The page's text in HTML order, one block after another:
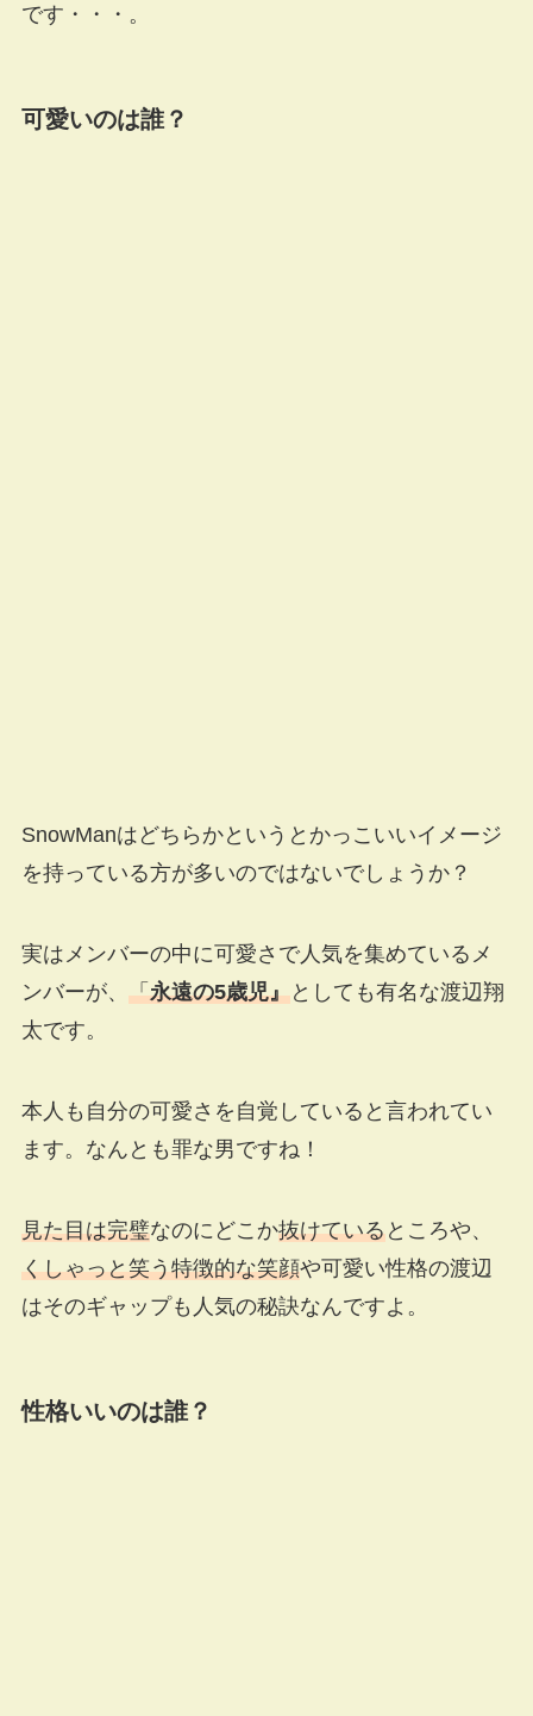
です・・・。
可愛いのは誰？
SnowManはどちらかというとかっこいいイメージ
を持っている方が多いのではないでしょうか？
実はメンバーの中に可愛さで人気を集めているメ
ンバーが、 「永遠の5歳児』としても有名な渡辺翔
太です。
本人も自分の可愛さを自覚していると言われてい
ます。なんとも罪な男ですね！
見た目は完璧なのにどこか抜けているところや、
くしゃっと笑う特徴的な笑顔や可愛い性格の渡辺
はそのギャップも人気の秘訣なんですよ。
性格いいのは誰？